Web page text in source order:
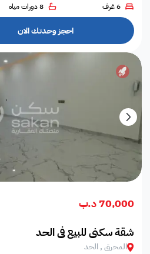
6 غرف 8 دورات مياه
احجز وحدتك الان
70,000 د.ب
شقة سكني للبيع في الحد
المحرق , الحد